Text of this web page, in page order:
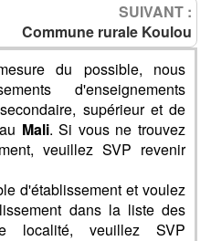
SUIVANT :
Commune rurale Koulou
du possible, nous
d'enseignements
supérieur et de
Mali. Si vous ne trouvez
veuillez SVP revenir
d'établissement et voulez
dans la liste des
localité, veuillez SVP